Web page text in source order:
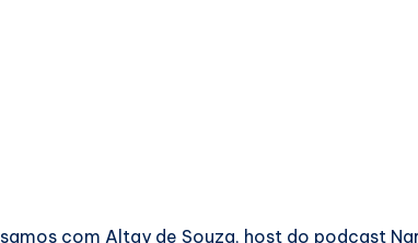
com Altay de Souza, host do podcast